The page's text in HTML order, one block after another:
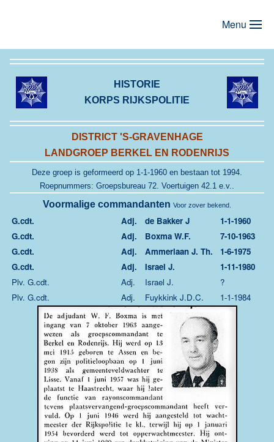
Menu
HISTORIE
KORPS RIJKSPOLITIE
DISTRICT 'S-GRAVENHAGE
LANDGROEP BERKEL EN RODENRIJS
Deze groep is geformeerd op 1-1-1960 en bestaan tot 1994.
Roepnummers: Groepsbureau 72. Voertuigen 42.1 e.v..
Voormalige commandanten Voor zover bekend.
G.cdt. Adj. de Bakker J
1-1-1960
G.cdt.
Adj. Boxma W.F.
7-10-1963
G.cdt.
Adj. Ammerlaan J. Th.
1-6-1975
G.cdt.
Adj. Israel J.
1-11-1980
Plv. G.cdt.
Adj. Israel J.
?
Plv. G.cdt.
Adj. Fuykkink J.D.C. 1-1-1984